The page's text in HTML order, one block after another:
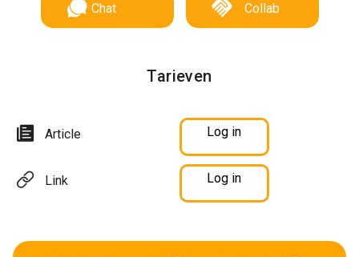
Chat Collab
Tarieven
Article Log in
Link Log in